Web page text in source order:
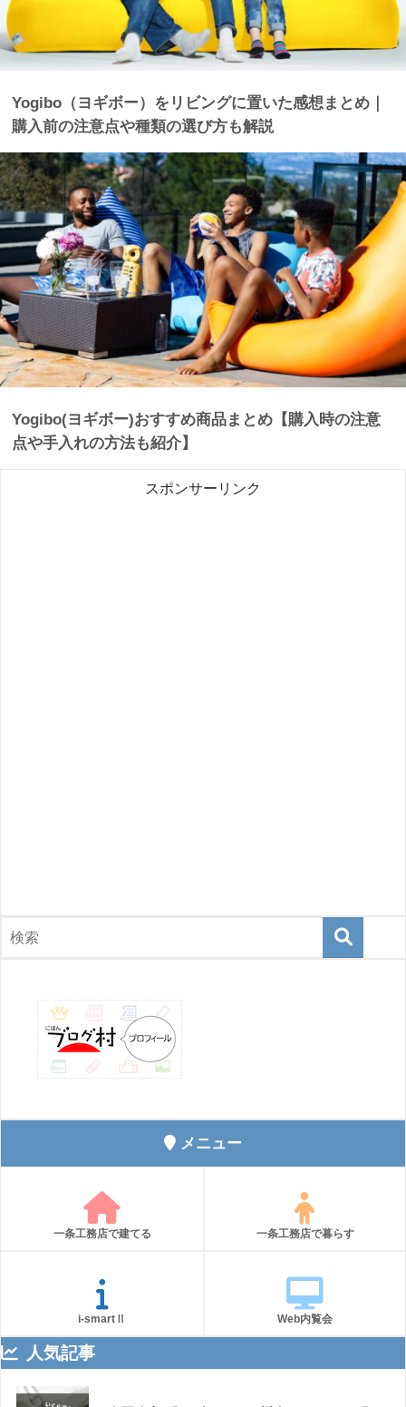
Yogibo（ヨギボー）をリビングに置いた感想まとめ｜
購入前の注意点や種類の選び方も解説
Yogibo(ヨギボー)おすすめ商品まとめ【購入時の注意
点や手入れの方法も紹介】
スポンサーリンク
メニュー
一条工務店で建てる 一条工務店で暮らす
i-smartⅡ Web内覧会
人気記事